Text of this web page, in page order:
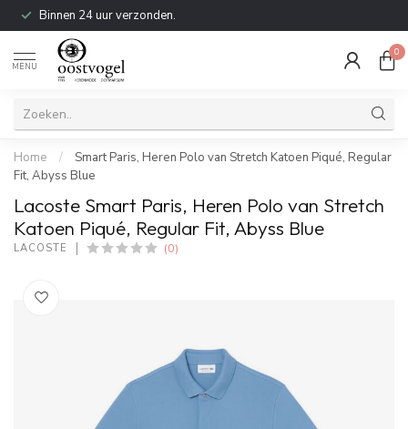
Binnen 24 uur verzonden.
MENU
0
Home /
Smart Paris, Heren Polo van Stretch Katoen Piqué, Regular
Fit, Abyss Blue
Lacoste Smart Paris, Heren Polo van Stretch
Katoen Piqué, Regular Fit, Abyss Blue
LACOSTE (0)